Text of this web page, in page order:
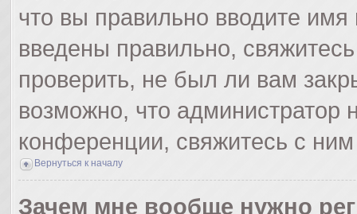
что вы правильно вводите
введены правильно,
проверить, не был ли вам
возможно, что администратор
конференции, свяжитесь с
Вернуться к началу
Зачем мне вообще нужно